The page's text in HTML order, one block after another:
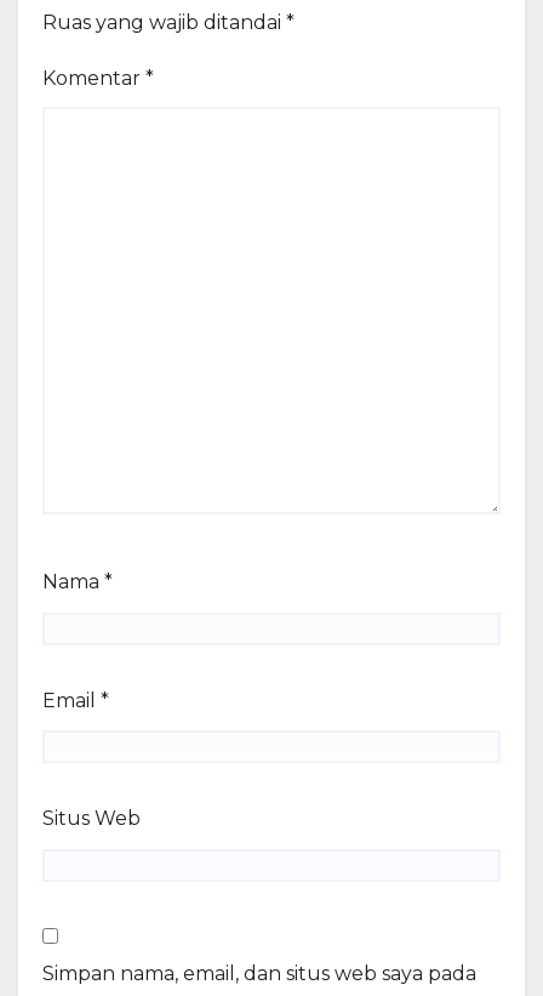
Ruas yang wajib ditandai *
Komentar *
Nama *
Email *
Situs Web
Simpan nama, email, dan situs web saya pada